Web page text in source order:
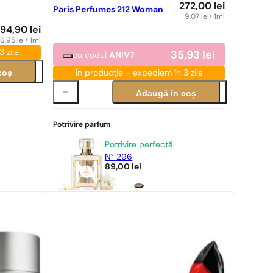
lei
6,95 lei/ 1ml
zile
Paris Perfumes 212 Woman 272,00 lei
9,07 lei/ 1ml
cu codulANIV7 35,93 lei
În producție - expediem în 3 zile
Adaugă în coș
Potrivire parfum
Potrivire perfectă
N° 296
89,00 lei